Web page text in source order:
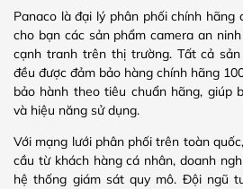
Panaco là đại lý phân phối chính hãng
cho bạn các sản phẩm camera an
cạnh tranh trên thị trường. Tất cả
đều được đảm bảo hàng chính hãng
bảo hành theo tiêu chuẩn hãng, giúp
và hiệu năng sử dụng.
Với mạng lưới phân phối trên toàn
cầu từ khách hàng cá nhân, doanh
hệ thống giám sát quy mô. Đội ngũ